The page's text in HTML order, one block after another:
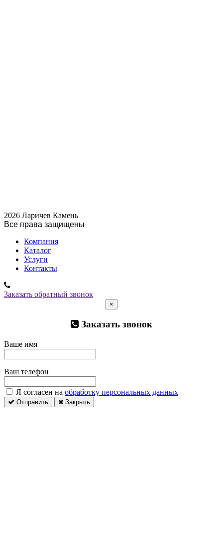
2026 Ларичев Камень
Все права защищены
Компания
Каталог
Услуги
Контакты
Заказать обратный звонок
×
Заказать звонок
Ваше имя
Ваш телефон
Я согласен на обработку персональных данных
Отправить Закрыть